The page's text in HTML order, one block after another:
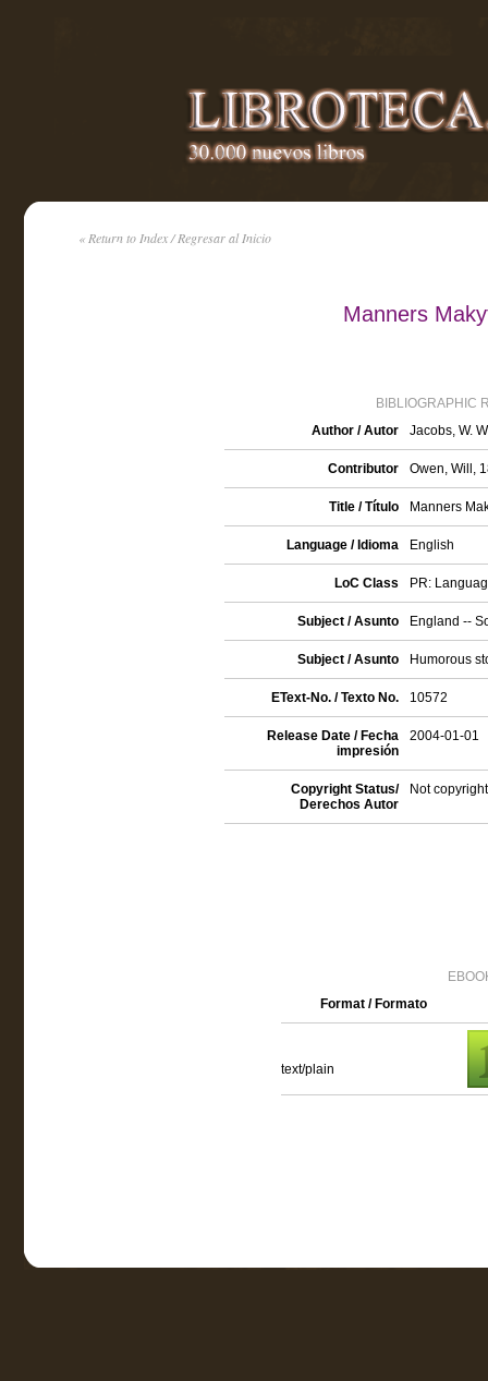
« Return to Index / Regresar al Inicio
Manners
BIBLIOGRAPHIC
Author / Autor
Jacobs, W.
Contributor Owen, Will,
Title / Título Manners
Language / Idioma English
LoC Class PR:
Subject / Asunto England --
Subject / Asunto Humorous
EText-No. / Texto No. 10572
Release Date / Fecha
impresión
2004-01-01
Copyright Status/
Derechos Autor
Not
Format / Formato
text/plain